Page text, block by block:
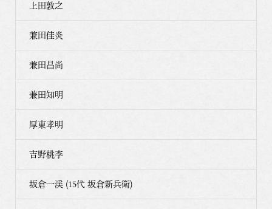
上田敦之
兼田佳炎
兼田昌尚
兼田知明
厚東孝明
吉野桃李
坂倉一渓 (15代 坂倉新兵衛)